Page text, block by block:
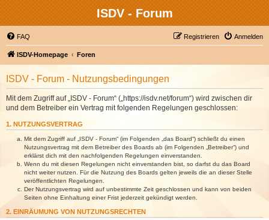
ISDV - Forum
FAQ Anmelden
Registrieren
ISDV-Homepage Foren
ISDV - Forum - Nutzungsbedingungen
Mit dem Zugriff auf „ISDV - Forum“ („https://isdv.net/forum“) wird zwischen dir
und dem Betreiber ein Vertrag mit folgenden Regelungen geschlossen:
1. NUTZUNGSVERTRAG
Mit dem Zugriff auf „ISDV - Forum“ (im Folgenden „das Board“) schließt du einen
Nutzungsvertrag mit dem Betreiber des Boards ab (im Folgenden „Betreiber“) und
erklärst dich mit den nachfolgenden Regelungen einverstanden.
Wenn du mit diesen Regelungen nicht einverstanden bist, so darfst du das Board
nicht weiter nutzen. Für die Nutzung des Boards gelten jeweils die an dieser Stelle
veröffentlichten Regelungen.
Der Nutzungsvertrag wird auf unbestimmte Zeit geschlossen und kann von beiden
Seiten ohne Einhaltung einer Frist jederzeit gekündigt werden.
2. EINRÄUMUNG VON NUTZUNGSRECHTEN